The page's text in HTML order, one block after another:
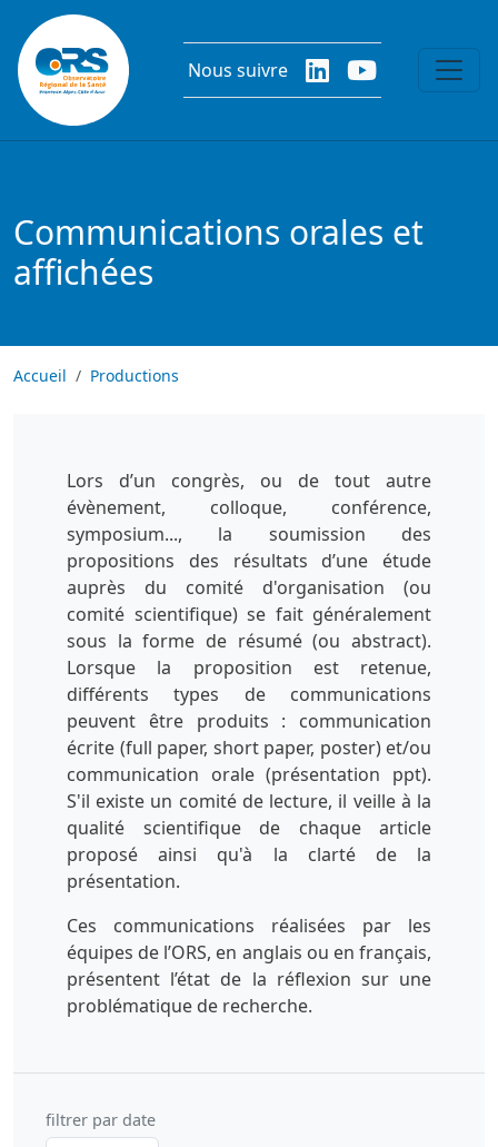
Aller au contenu principal
Nous suivre
Communications orales et
affichées
Accueil Productions
Lors d’un congrès, ou de tout autre
évènement, colloque, conférence,
symposium..., la soumission des
propositions des résultats d’une étude
auprès du comité d'organisation (ou
comité scientifique) se fait généralement
sous la forme de résumé (ou abstract).
Lorsque la proposition est retenue,
différents types de communications
peuvent être produits : communication
écrite (full paper, short paper, poster) et/ou
communication orale (présentation ppt).
S'il existe un comité de lecture, il veille à la
qualité scientifique de chaque article
proposé ainsi qu'à la clarté de la
présentation.
Ces communications réalisées par les
équipes de l’ORS, en anglais ou en français,
présentent l’état de la réflexion sur une
problématique de recherche.
filtrer par date